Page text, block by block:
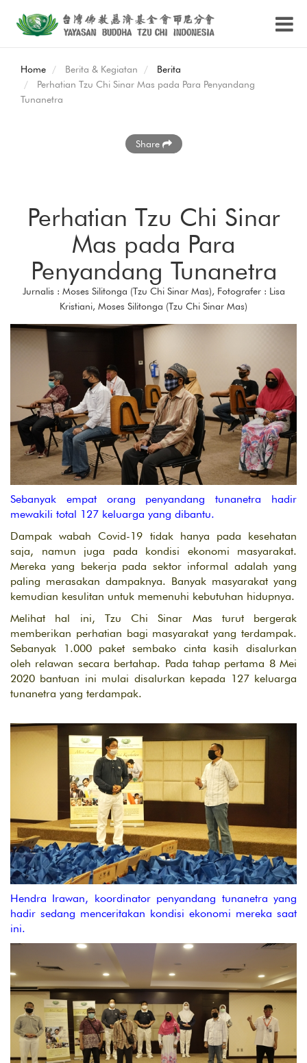
Home Berita & Kegiatan
Berita
Perhatian Tzu Chi Sinar Mas pada Para Penyandang
Tunanetra
Share
Perhatian Tzu Chi Sinar
Mas pada Para
Penyandang Tunanetra
Jurnalis : Moses Silitonga (Tzu Chi Sinar Mas), Fotografer : Lisa
Kristiani, Moses Silitonga (Tzu Chi Sinar Mas)
Sebanyak empat orang penyandang tunanetra hadir
mewakili total 127 keluarga yang dibantu.
Dampak wabah Covid-19 tidak hanya pada kesehatan
saja, namun juga pada kondisi ekonomi masyarakat.
Mereka yang bekerja pada sektor informal adalah yang
paling merasakan dampaknya. Banyak masyarakat yang
kemudian kesulitan untuk memenuhi kebutuhan hidupnya.
Melihat hal ini, Tzu Chi Sinar Mas turut bergerak
memberikan perhatian bagi masyarakat yang terdampak.
Sebanyak 1.000 paket sembako cinta kasih disalurkan
oleh relawan secara bertahap. Pada tahap pertama 8 Mei
2020 bantuan ini mulai disalurkan kepada 127 keluarga
tunanetra yang terdampak.
Hendra Irawan, koordinator penyandang tunanetra yang
hadir sedang menceritakan kondisi ekonomi mereka saat
ini.